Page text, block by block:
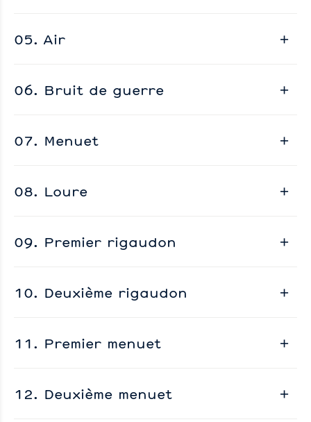
05. Air
06. Bruit de guerre
07. Menuet
08. Loure
09. Premier rigaudon
10. Deuxième rigaudon
11. Premier menuet
12. Deuxième menuet